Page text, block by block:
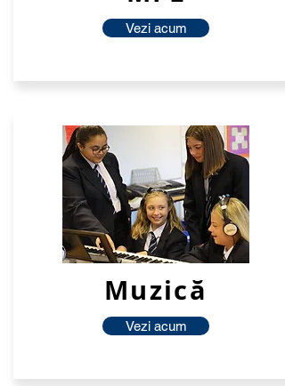
Vezi acum
Muzică
Vezi acum